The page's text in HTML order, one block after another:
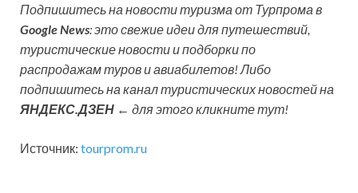
Подпишитесь на новости туризма от Турпрома в
Google News: это свежие идеи для путешествий,
туристические новости и подборки по
распродажам туров и авиабилетов! Либо
подпишитесь на канал туристических новостей на
ЯНДЕКС.ДЗЕН ← для этого кликните тут!
Источник: tourprom.ru